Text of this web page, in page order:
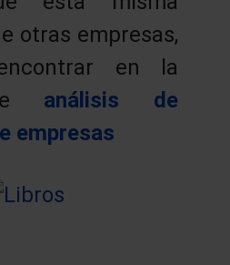
otras empresas,
en la
análisis de
empresas